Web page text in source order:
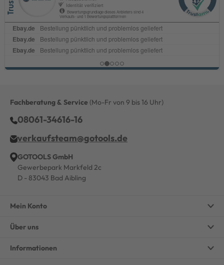
Fachberatung & Service (Mo-Fr von 9 bis 16 Uhr)
08061-34616-16
verkaufsteam@gotools.de
GOTOOLS GmbH
Gewerbepark Markfeld 2c
D - 83043 Bad Aibling
Mein Konto
Über uns
Informationen